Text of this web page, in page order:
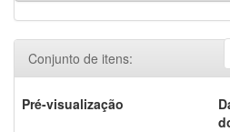
Conjunto de itens:
Pré-visualização